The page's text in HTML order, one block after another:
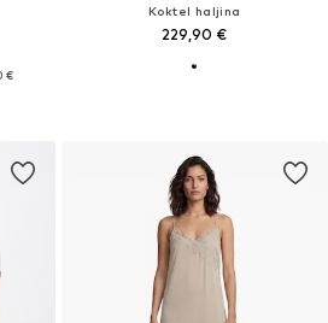
€
Koktel haljina
229,90 €